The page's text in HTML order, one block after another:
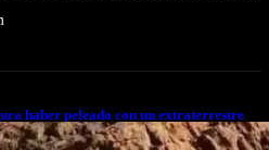
haber peleado con un extraterrestre